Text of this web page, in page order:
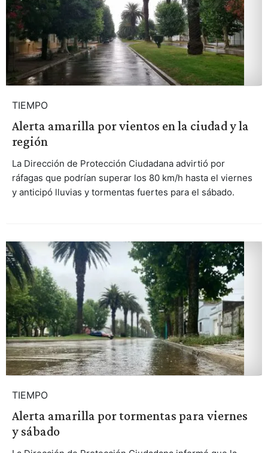
TIEMPO
Alerta amarilla por vientos en la ciudad y la
región
La Dirección de Protección Ciudadana advirtió por
ráfagas que podrían superar los 80 km/h hasta el viernes
y anticipó lluvias y tormentas fuertes para el sábado.
TIEMPO
Alerta amarilla por tormentas para viernes
y sábado